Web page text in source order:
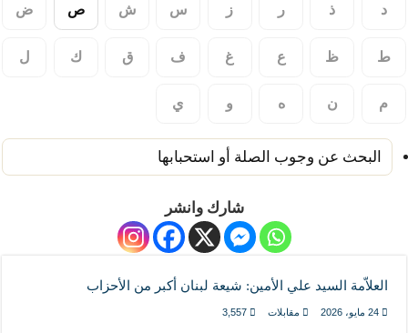
د ذ ر ز س ش ص ض
ط ظ ع غ ف ق ك ل
م ن ه و ي
البحث عن وجوب الصلة أو استحبابها
شارك وانشر
العلاّمة السيد علي الأمين: شيعة لبنان أكبر من الأحزاب
24 مايو، 2026 مقابلات 3,557